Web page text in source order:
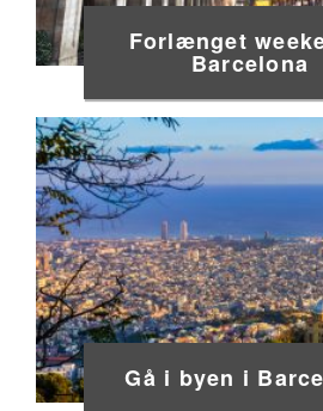
Forlænget
Barcelona
Gå i byen i